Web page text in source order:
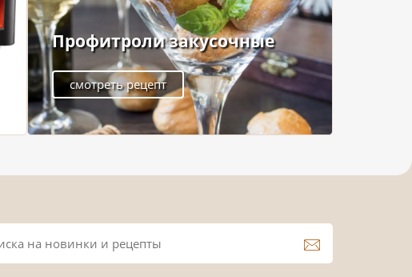
Профитроли закусочные
смотреть рецепт